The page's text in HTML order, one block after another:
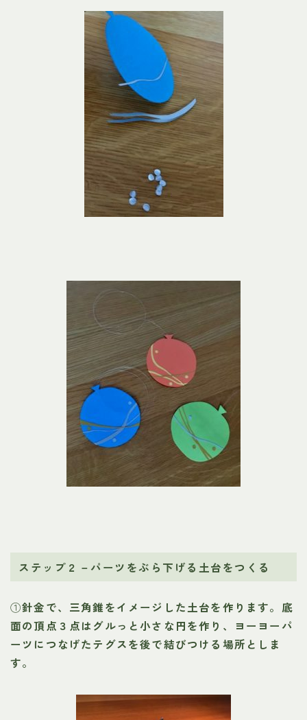
ステップ２－パーツをぶら下げる土台をつくる
①針金で、三角錐をイメージした土台を作ります。底
面の頂点３点はグルっと小さな円を作り、ヨーヨーパ
ーツにつなげたテグスを後で結びつける場所としま
す。